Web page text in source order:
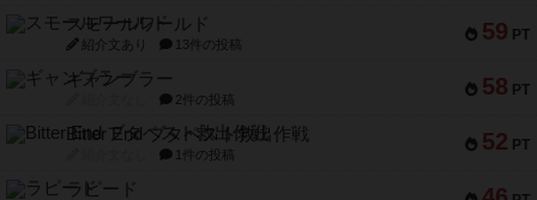
59 PT
スモールワールド
紹介文あり 13件の投稿
58 PT
ギャンブラー
2件の投稿
52 PT
Bitter End ブタペスト救出作戦
1件の投稿
ラピード